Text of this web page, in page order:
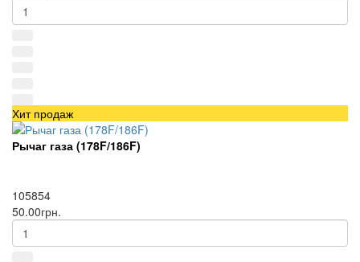
Хит продаж
Рычаг газа (178F/186F)
105854
50.00грн.